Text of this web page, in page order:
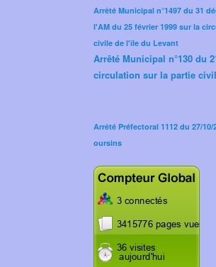
Arrêté Municipal n°1497 du 31
l'AM du 25 février 1999 sur la
civile de l'île du Levant
Arrêté Municipal n°130 du
circulation sur la partie
Arrêté Préfectoral 1112 du 27/
oursins